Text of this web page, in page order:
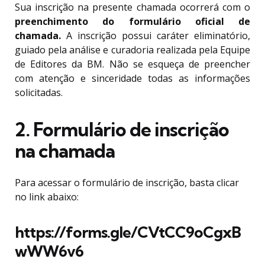
Sua inscrição na presente chamada ocorrerá com o
preenchimento do formulário oficial de
chamada. A inscrição possui caráter eliminatório,
guiado pela análise e curadoria realizada pela Equipe
de Editores da BM. Não se esqueça de preencher
com atenção e sinceridade todas as informações
solicitadas.
2. Formulário de inscrição
na chamada
Para acessar o formulário de inscrição, basta clicar
no link abaixo:
https://forms.gle/CVtCC9oCgxB
wWW6v6